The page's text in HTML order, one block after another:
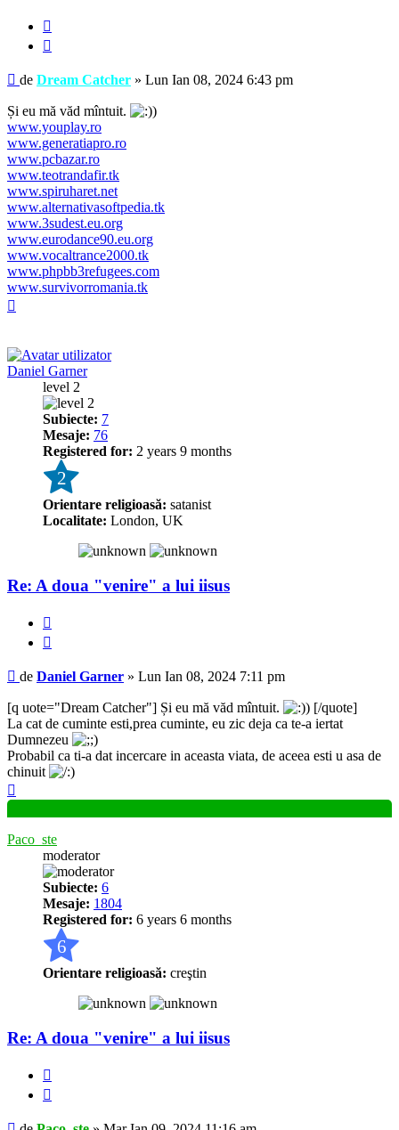
Mesaj
de Dream Catcher » Lun Ian 08, 2024 6:43 pm
Și eu mă văd mîntuit.
www.youplay.ro
www.generatiapro.ro
www.pcbazar.ro
www.teotrandafir.tk
www.spiruharet.net
www.alternativasoftpedia.tk
www.3sudest.eu.org
www.eurodance90.eu.org
www.vocaltrance2000.tk
www.phpbb3refugees.com
www.survivorromania.tk
Daniel Garner
level 2
Subiecte: 7
Mesaje: 76
Registered for: 2 years 9 months
2
Orientare religioasă: satanist
Localitate: London, UK
Re: A doua "venire" a lui iisus
Mesaj
de Daniel Garner » Lun Ian 08, 2024 7:11 pm
[q uote="Dream Catcher"] Și eu mă văd mîntuit.
[/quote]
La cat de cuminte esti,prea cuminte, eu zic deja ca te-a iertat
Dumnezeu
Probabil ca ti-a dat incercare in aceasta viata, de aceea esti u asa de
chinuit
Paco_ste
moderator
Subiecte: 6
Mesaje: 1804
Registered for: 6 years 6 months
6
Orientare religioasă: creştin
Re: A doua "venire" a lui iisus
Mesaj